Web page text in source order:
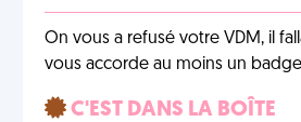
On vous a refusé votre VDM, il
vous accorde au moins un
C'EST DANS LA BOÎTE